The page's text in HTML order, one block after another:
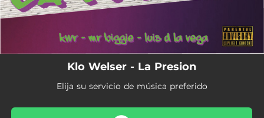
Klo Welser - La Presion
Elija su servicio de música preferido